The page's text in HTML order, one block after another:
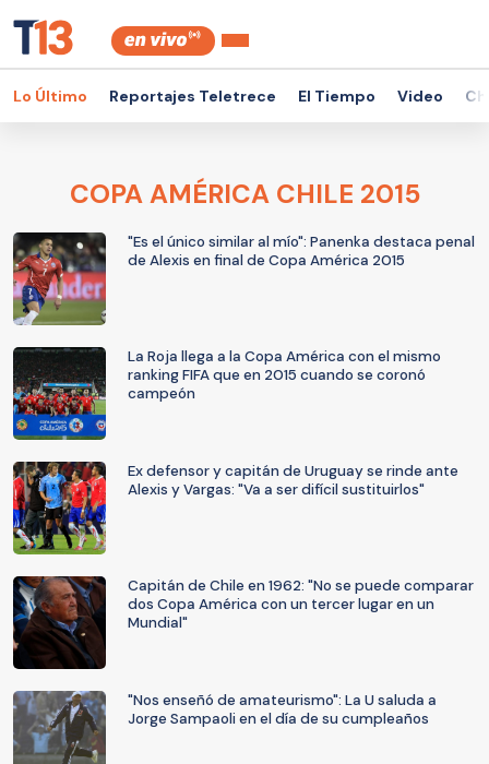
Lo Último Reportajes Teletrece El Tiempo Video
COPA AMÉRICA CHILE 2015
"Es el único similar al mío": Panenka destaca penal
de Alexis en final de Copa América 2015
La Roja llega a la Copa América con el mismo
ranking FIFA que en 2015 cuando se coronó
campeón
Ex defensor y capitán de Uruguay se rinde ante
Alexis y Vargas: "Va a ser difícil sustituirlos"
Capitán de Chile en 1962: "No se puede comparar
dos Copa América con un tercer lugar en un
Mundial"
"Nos enseñó de amateurismo": La U saluda a
Jorge Sampaoli en el día de su cumpleaños